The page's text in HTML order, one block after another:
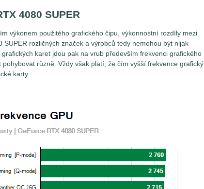
4080 SUPER
výkonem použitého grafického čipu, výkonnostní rozdíly mezi
rozličných značek a výrobců tedy nemohou být nijak
karet jdou pak na vrub především frekvenci grafického
různě. Vždy však platí, že čím vyšší frekvence grafický
karty.